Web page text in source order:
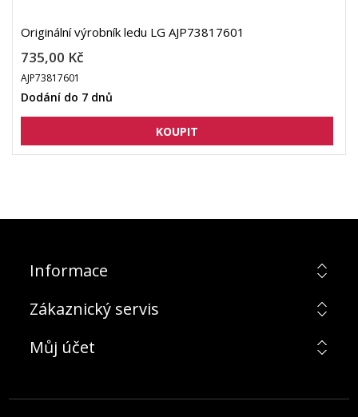
Originální výrobník ledu LG AJP73817601
735,00 Kč
AJP73817601
Dodání do 7 dnů
Informace
Zákaznický servis
Můj účet